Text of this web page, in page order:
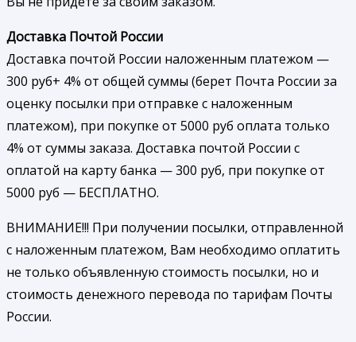
Доставка Почтой России
Доставка почтой России наложенным платежом —
300 руб+ 4% от общей суммы (берет Почта России за
оценку посылки при отправке с наложенным
платежом), при покупке от 5000 руб оплата только
4% от суммы заказа. Доставка почтой России с
оплатой на карту банка — 300 руб, при покупке от
5000 руб — БЕСПЛАТНО.
ВНИМАНИЕ!!! При получении посылки, отправленной
с наложенным платежом, Вам необходимо оплатить
не только объявленную стоимость посылки, но и
стоимость денежного перевода по тарифам Почты
России.